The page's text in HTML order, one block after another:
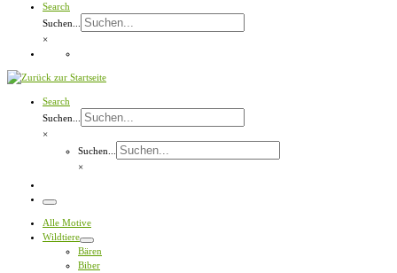
Search
Suchen...
×
Search
Suchen...
×
Suchen...
×
Menü
Alle Motive
Wildtiere
Bären
Biber